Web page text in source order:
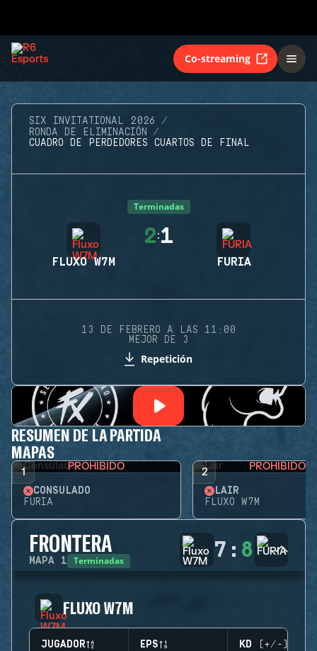
Co-streaming
SIX INVITATIONAL 2026
RONDA DE ELIMINACIÓN
CUADRO DE PERDEDORES CUARTOS DE FINAL
Terminadas
FLUXO W7M
2:1
FURIA
13 DE FEBRERO A LAS 11:00
MEJOR DE 3
Repetición
RESUMEN DE LA PARTIDA
MAPAS
1 PROHIBIDO
CONSULADO
FURIA
2 PROHIBIDO
LAIR
FLUXO W7M
FRONTERA
MAPA 1 Terminadas 7 : 8
FLUXO W7M
JUGADOR EPS KD (+/-)